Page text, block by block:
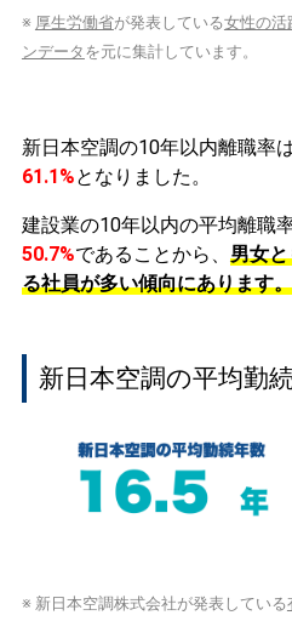
※ 厚生労働省が発表している女性の活
ンデータ を元に集計しています。
新日本空調の10年以内離職率
61.1%となりました。
建設業の10年以内の平均離職
50.7%であることから、 男女
る社員が多い傾向にあります。
新日本空調の平均勤
※ 新日本空調株式会社が発表している